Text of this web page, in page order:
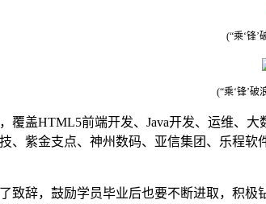
(“乘‘锋’破
(“乘‘锋’破浪
盖HTML5前端开发、Java开发、运维、大
、紫金支点、神州数码、亚信集团、乐程
辞，鼓励学员毕业后也要不断进取，积极